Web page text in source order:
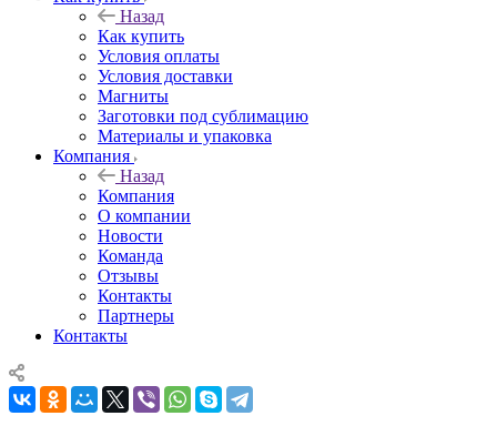
Назад
Как купить
Условия оплаты
Условия доставки
Магниты
Заготовки под сублимацию
Материалы и упаковка
Компания
Назад
Компания
О компании
Новости
Команда
Отзывы
Контакты
Партнеры
Контакты